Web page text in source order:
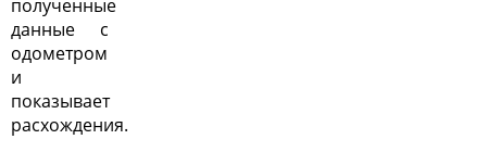
полученные
данные с
одометром
и
показывает
расхождения.